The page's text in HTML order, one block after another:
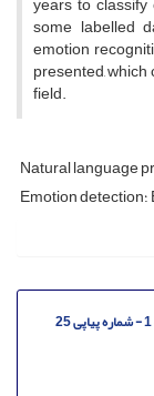
some labelled
emotion
presented,
field.